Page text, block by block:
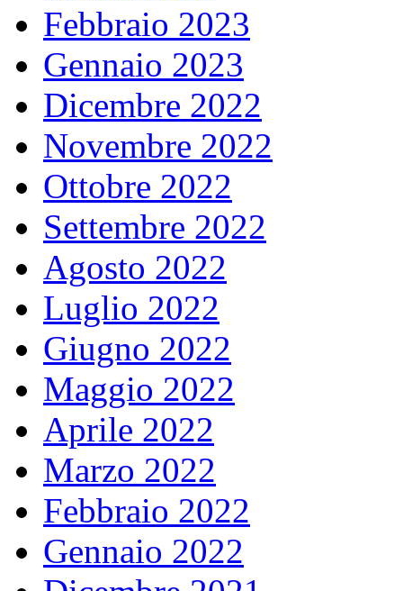
Febbraio 2023
Gennaio 2023
Dicembre 2022
Novembre 2022
Ottobre 2022
Settembre 2022
Agosto 2022
Luglio 2022
Giugno 2022
Maggio 2022
Aprile 2022
Marzo 2022
Febbraio 2022
Gennaio 2022